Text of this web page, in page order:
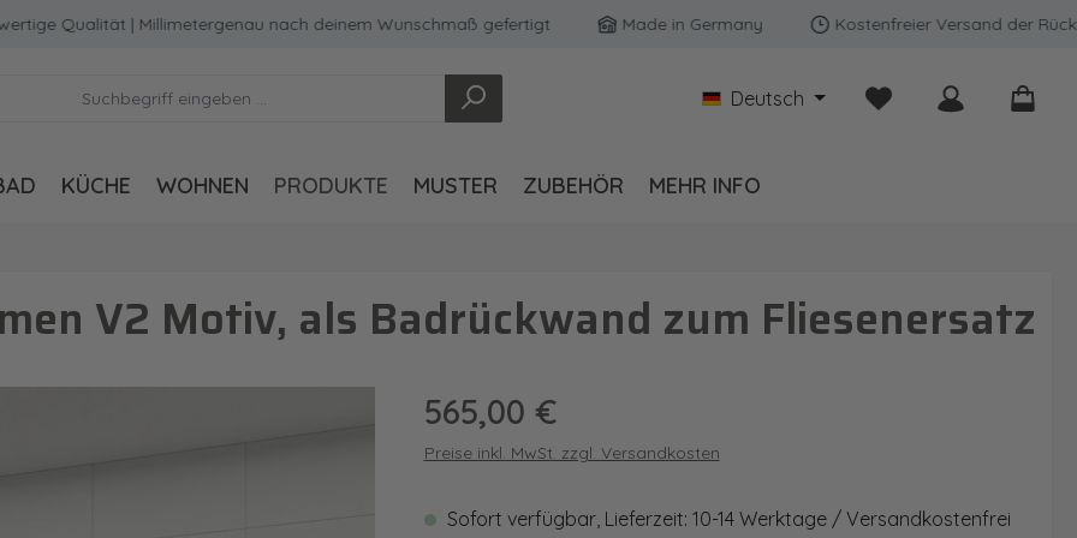
Qualität | Millimetergenau nach deinem Wunschmaß gefertigt Made in Germany Kostenfreier Versand der
Deutsch Du hast 0 Produkte
KÜCHE WOHNEN PRODUKTE MUSTER ZUBEHÖR MEHR INFO
V2 Motiv, als Badrückwand zum Fliesenersatz
Regulärer Preis:
565,00 €
Preise inkl. MwSt. zzgl. Versandkosten
Sofort verfügbar, Lieferzeit: 10-14 Werktage / Versandkostenfrei